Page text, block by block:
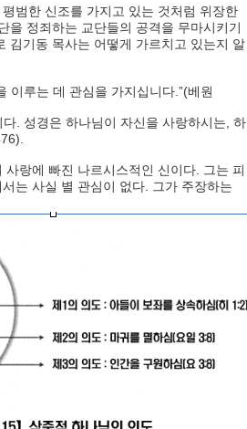
범한 신조를 가지고 있는 것처럼 위장한
을 정죄하는 교단들의 공격을 무마시키기
김기동 목사는 어떻게 가르치고 있는지 알
이루는 데 관심을 가지십니다.”(베원
. 성경은 하나님이 자신을 사랑하시는, 하
사랑에 빠진 나르시스적인 신이다. 그는 피
는 사실 별 관심이 없다. 그가 주장하는